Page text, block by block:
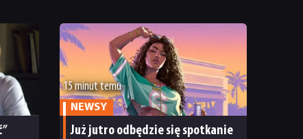
15 minut temu
NEWSY
Już jutro odbędzie się spotkanie